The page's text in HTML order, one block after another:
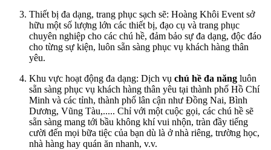
Thiết bị đa dạng, trang phục sạch sẽ: Hoàng Khôi Event sở
hữu một số lượng lớn các thiết bị, đạo cụ và trang phục
chuyên nghiệp cho các chú hề, đảm bảo sự đa dạng, độc đáo
cho từng sự kiện, luôn sẵn sàng phục vụ khách hàng thân
yêu.
Khu vực hoạt động đa dạng: Dịch vụ chú hề đa năng luôn
sẵn sàng phục vụ khách hàng thân yêu tại thành phố Hồ Chí
Minh và các tỉnh, thành phố lân cận như Đồng Nai, Bình
Dương, Vũng Tàu,..... Chỉ với một cuộc gọi, các chú hề sẽ
sẵn sàng mang tới bầu không khí vui nhộn, tràn đầy tiếng
cười đến mọi bữa tiệc của bạn dù là ở nhà riêng, trường học,
nhà hàng hay quán ăn nhanh, v.v.